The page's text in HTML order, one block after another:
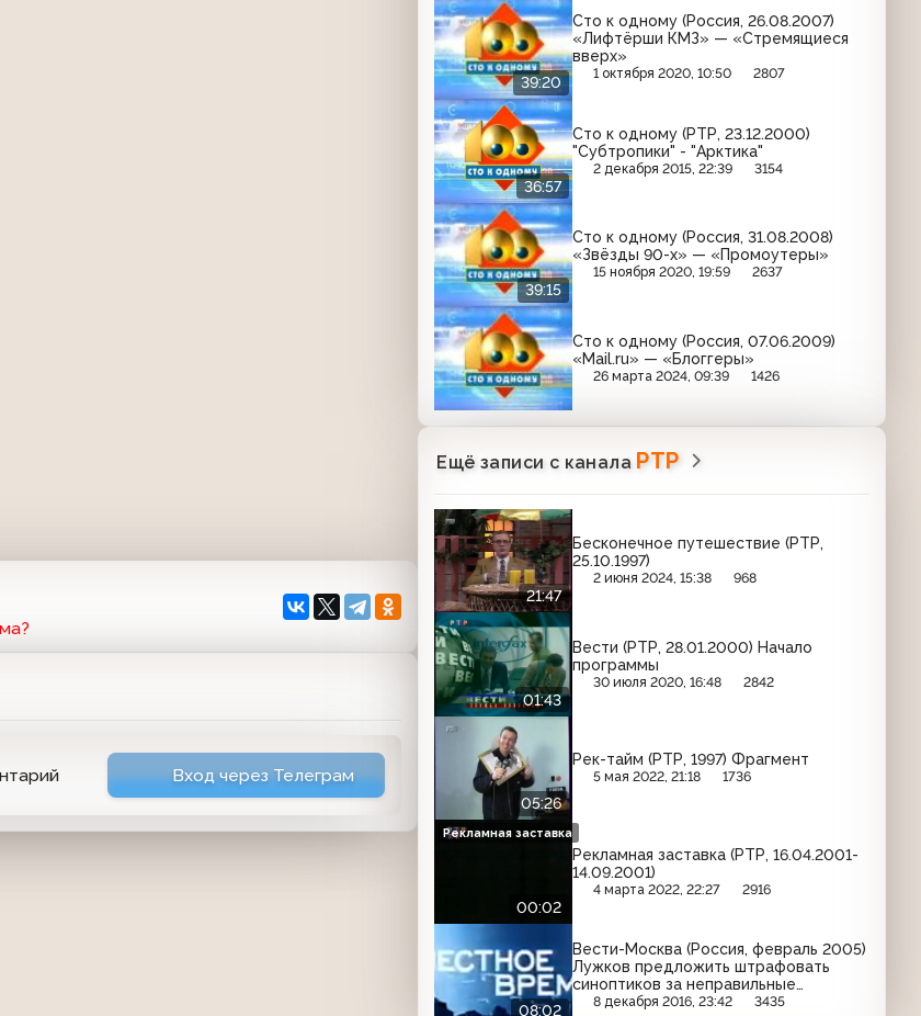
Вход через Телеграм
39:20
Сто к одному (Россия, 26.08.2007)
«Лифтёрши КМЗ» — «Стремящиеся
вверх»
1 октября 2020, 10:50 2807
36:57
Сто к одному (РТР, 23.12.2000)
"Субтропики" - "Арктика"
2 декабря 2015, 22:39 3154
39:15
Сто к одному (Россия, 31.08.2008)
«Звёзды 90-х» — «Промоутеры»
15 ноября 2020, 19:59 2637
Сто к одному (Россия, 07.06.2009)
«Mail.ru» — «Блоггеры»
26 марта 2024, 09:39 1426
Ещё записи с канала РТР
21:47
Бесконечное путешествие (РТР,
25.10.1997)
2 июня 2024, 15:38 968
01:43
Вести (РТР, 28.01.2000) Начало
программы
30 июля 2020, 16:48 2842
05:26
Рек-тайм (РТР, 1997) Фрагмент
5 мая 2022, 21:18 1736
00:02
Рекламная заставка (РТР, 16.04.2001-
14.09.2001)
4 марта 2022, 22:27 2916
Рекламная заставка
08:02
Вести-Москва (Россия, февраль 2005)
Лужков предложить штрафовать
синоптиков за неправильные
прогнозы (фрагмент)
8 декабря 2016, 23:42 3435